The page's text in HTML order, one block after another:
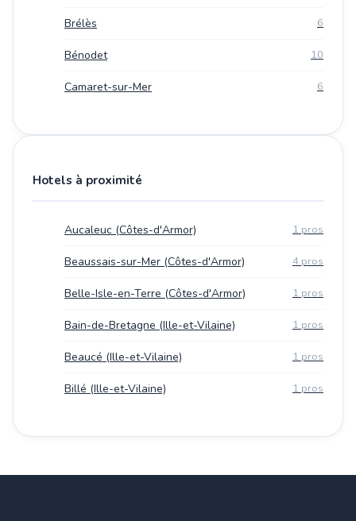
Brélès 6
Bénodet 10
Camaret-sur-Mer 6
Hotels à proximité
Aucaleuc (Côtes-d'Armor) 1 pros
Beaussais-sur-Mer (Côtes-d'Armor) 4 pros
Belle-Isle-en-Terre (Côtes-d'Armor) 1 pros
Bain-de-Bretagne (Ille-et-Vilaine) 1 pros
Beaucé (Ille-et-Vilaine) 1 pros
Billé (Ille-et-Vilaine) 1 pros